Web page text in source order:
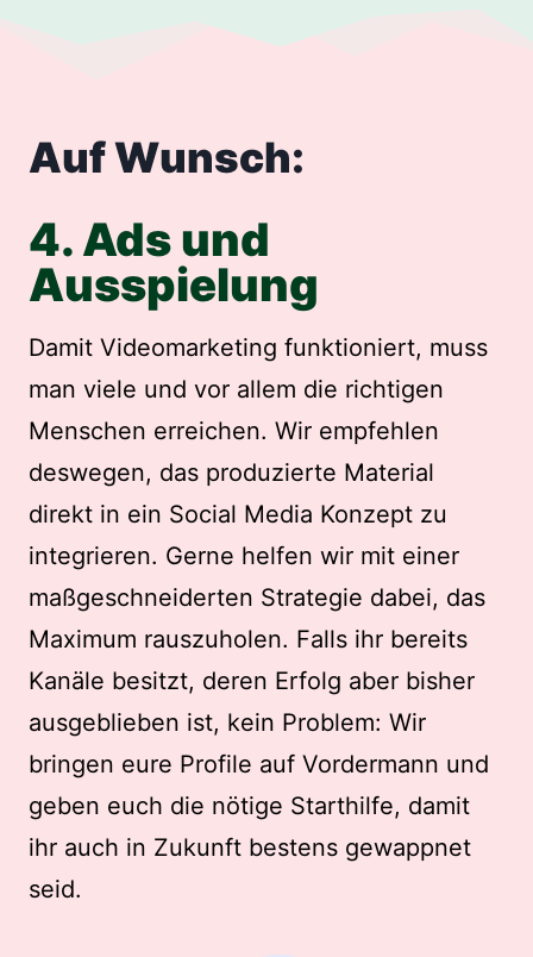
Auf Wunsch:
4. Ads und
Ausspielung
Damit Videomarketing funktioniert, muss
man viele und vor allem die richtigen
Menschen erreichen. Wir empfehlen
deswegen, das produzierte Material
direkt in ein Social Media Konzept zu
integrieren. Gerne helfen wir mit einer
maßgeschneiderten Strategie dabei, das
Maximum rauszuholen. Falls ihr bereits
Kanäle besitzt, deren Erfolg aber bisher
ausgeblieben ist, kein Problem: Wir
bringen eure Profile auf Vordermann und
geben euch die nötige Starthilfe, damit
ihr auch in Zukunft bestens gewappnet
seid.